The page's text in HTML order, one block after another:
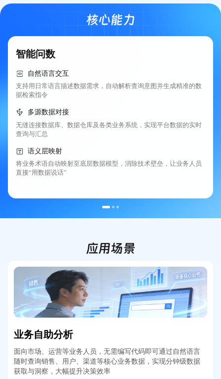
核心能力
智能问数
自然语言交互
支持用日常语言描述数据需求，自动解析查询意图并生成精准的数
据检索指令
多源数据对接
无缝连接数据库、数据仓库及各类业务系统，实现平台数据的实时
查询与汇总
语义层映射
将业务术语自动映射至底层数据模型，消除技术壁垒，让业务人员
直接“用数据说话”
应用场景
业务自助分析
面向市场、运营等业务人员，无需编写代码即可通过自然语言
随时查询销售、用户、渠道等核心业务数据，实现分钟级数据
获取与洞察，大幅提升决策效率